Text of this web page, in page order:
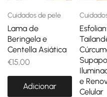
Cuidados de pele
Lama de
Beringela e
Centella Asiática
€15,00
Adicionar
e
Celular